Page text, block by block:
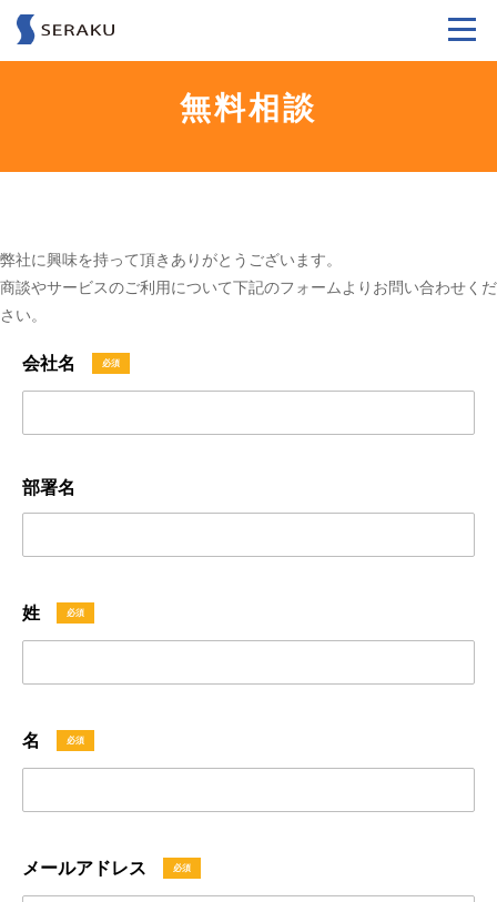
無料相談
弊社に興味を持って頂きありがとうございます。
商談やサービスのご利用について下記のフォームよりお問い合わせくだ
さい。
会社名
部署名
姓
名
メールアドレス